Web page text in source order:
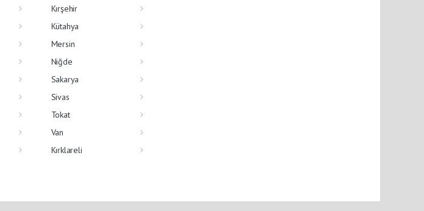
Kırşehir
Kütahya
Mersin
Niğde
Sakarya
Sivas
Tokat
Van
Kırklareli